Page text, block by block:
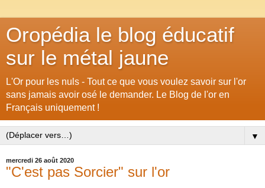
Oropédia le blog éducatif
sur le métal jaune
L'Or pour les nuls - Tout ce que vous voulez savoir sur l'or
sans jamais avoir osé le demander. Le Blog de l'or en
Français uniquement !
▼
mercredi 26 août 2020
"C'est pas Sorcier" sur l'or